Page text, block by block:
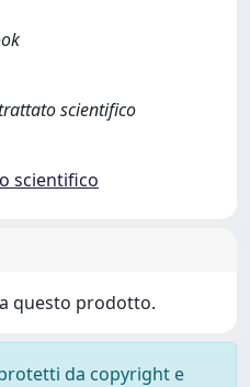
scientifico
scientifico
questo prodotto.
da copyright e